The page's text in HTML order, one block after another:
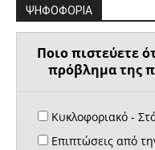
ΨΗΦΟΦΟΡΙΑ
Ποιο πιστεύετε
πρόβλημα της
Κυκλοφοριακό -
Επιπτώσεις από